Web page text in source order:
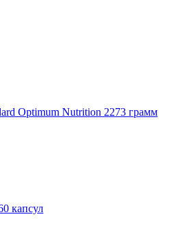
Optimum Nutrition 2273 грамм
капсул